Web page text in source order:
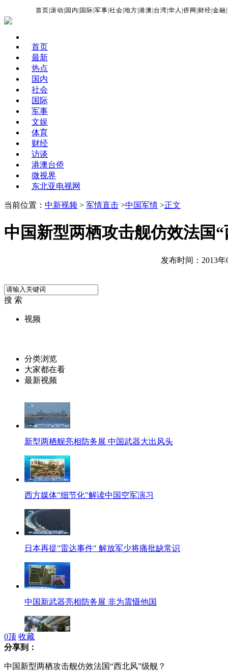
首页 |滚动 国内 国际 |军事 |社会 |地方 |港澳 台湾 |华人 |侨网 财经 |金融 |
首页
最新
热点
国内
社会
国际
军事
文娱
体育
财经
访谈
港澳台侨
微视界
东北亚电视网
当前位置： 中新视频 > 军情直击 >中国军情 >正文
中国新型两栖攻击舰仿效法国
发布时间：2013年
搜 索
视频
分类浏览
大家都在看
最新视频
新型两栖舰亮相防务展 中国武器大出风头
西方媒体"细节化"解读中国空军演习
日本再提"雷达事件" 解放军少将痛批缺常识
中国新武器亮相防务展 非为震慑他国
0顶 收藏
分享到：
中国新型两栖攻击舰仿效法国“西北风”级舰？